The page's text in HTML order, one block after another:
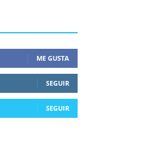
ME GUSTA
SEGUIR
SEGUIR